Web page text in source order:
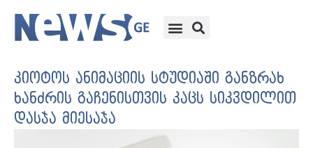
კიოტოს ანიმაციის სტუდიაში განზრახ
ხანძრის გაჩენისთვის კაცს სიკვდილით
დასჯა მიესაჯა